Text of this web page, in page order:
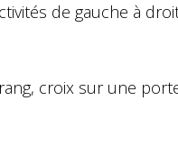
de gauche à
croix sur une